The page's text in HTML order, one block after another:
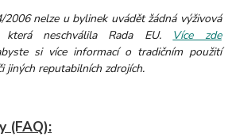
2006 nelze u bylinek uvádět žádná výživová
neschválila Rada EU. Více zde
si více informací o tradičním použití
jiných reputabilních zdrojích.
(FAQ):